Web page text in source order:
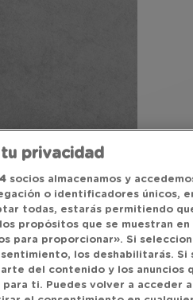
privacidad
4 socios almacenamos y
o identificadores únicos,
todas, estarás permitiendo
propósitos que se muestran en
para proporcionar». Si
los deshabilitarás. Si
del contenido y los anuncios
ti. Puedes volver a acceder